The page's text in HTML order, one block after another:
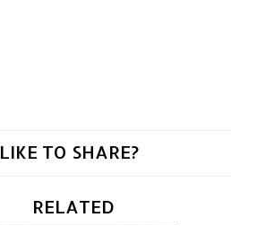
LIKE TO SHARE?
RELATED